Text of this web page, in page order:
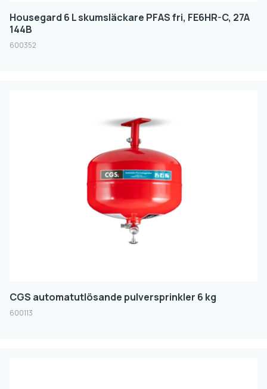
Housegard 6 L skumsläckare PFAS fri, FE6HR-C, 27A
144B
600352
CGS automatutlösande pulversprinkler 6 kg
600113